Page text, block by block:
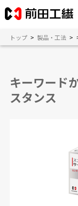
トップ > 製品・工法 >
キーワード
スタンス